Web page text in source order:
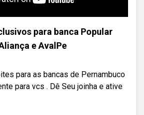
para banca Popular
e AvalPe
para as bancas de Pernambuco
para vcs . Dê Seu joinha e ative